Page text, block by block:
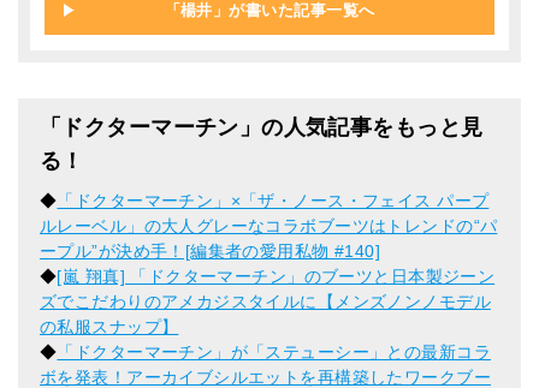
「楊井」が書いた記事一覧へ
「ドクターマーチン」の人気記事をもっと見
る！
◆ 「ドクターマーチン」×「ザ・ノース・フェイス パープ
ルレーベル」の大人グレーなコラボブーツはトレンドの“パ
ープル”が決め手！[編集者の愛用私物 #140]
◆[嵐 翔真] 「ドクターマーチン」のブーツと日本製ジーン
ズでこだわりのアメカジスタイルに【メンズノンノモデル
の私服スナップ】
◆ 「ドクターマーチン」が「ステューシー」との最新コラ
ボを発表！アーカイブシルエットを再構築したワークブー